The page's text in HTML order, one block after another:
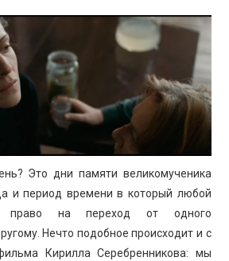
Это дни памяти великомученика
и период времени в который любой
право на переход от одного
Нечто подобное происходит и с
Кирилла Серебренникова: мы